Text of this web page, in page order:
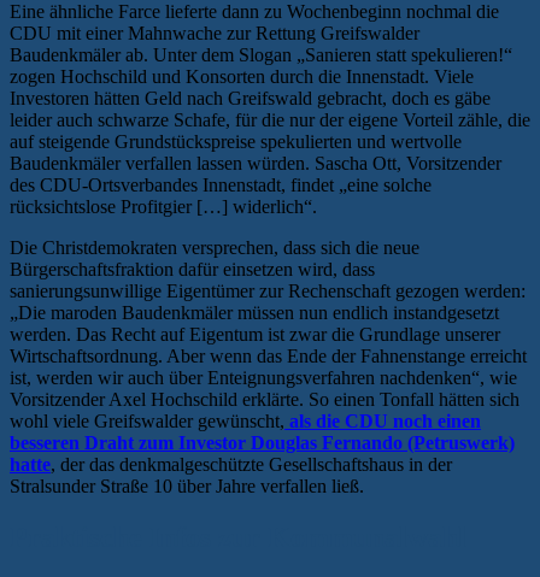
Eine ähnliche Farce lieferte dann zu Wochenbeginn nochmal die
CDU mit einer Mahnwache zur Rettung Greifswalder
Baudenkmäler ab. Unter dem Slogan „Sanieren statt spekulieren!“
zogen Hochschild und Konsorten durch die Innenstadt. Viele
Investoren hätten Geld nach Greifswald gebracht, doch es gäbe
leider auch schwarze Schafe, für die nur der eigene Vorteil zähle, die
auf steigende Grundstückspreise spekulierten und wertvolle
Baudenkmäler verfallen lassen würden. Sascha Ott, Vorsitzender
des CDU-Ortsverbandes Innenstadt, findet „eine solche
rücksichtslose Profitgier […] widerlich“.
Die Christdemokraten versprechen, dass sich die neue
Bürgerschaftsfraktion dafür einsetzen wird, dass
sanierungsunwillige Eigentümer zur Rechenschaft gezogen werden:
„Die maroden Baudenkmäler müssen nun endlich instandgesetzt
werden. Das Recht auf Eigentum ist zwar die Grundlage unserer
Wirtschaftsordnung. Aber wenn das Ende der Fahnenstange erreicht
ist, werden wir auch über Enteignungsverfahren nachdenken“, wie
Vorsitzender Axel Hochschild erklärte. So einen Tonfall hätten sich
wohl viele Greifswalder gewünscht, als die CDU noch einen
besseren Draht zum Investor Douglas Fernando (Petruswerk)
hatte, der das denkmalgeschützte Gesellschaftshaus in der
Stralsunder Straße 10 über Jahre verfallen ließ.